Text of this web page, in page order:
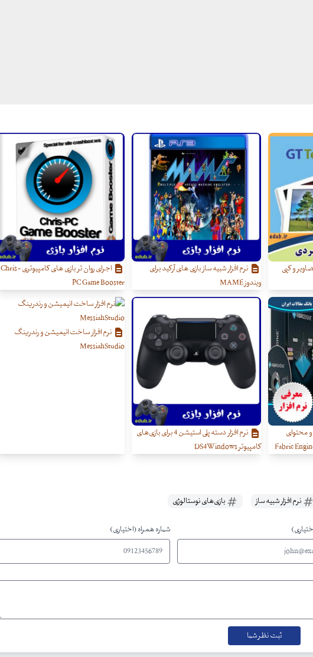
و کپی
نرم افزار شبیه ساز بازی های آرکید برای
ویندوز MAME
اجرای روان تر بازی های کامپیوتری Chris-
PC Game Booster
و محتوای
نرم افزار دسته پلی استیشن 4 برای بازی‌های
کامپیوتر DS4Windows
نرم افزار ساخت انیمیشن و رندرینگ
MessiahStudio
نرم افزار شبیه ساز بازی‌های نوستالوژی
شماره همراه (اختیاری)